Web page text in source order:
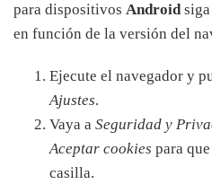
para dispositivos Androidsiga
en función de la versión del
Ejecute el navegador y
Ajustes.
Vaya a Seguridad y
Aceptar cookies para
casilla.